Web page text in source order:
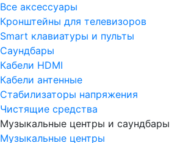
Все аксессуары
Кронштейны для телевизоров
Smart клавиатуры и пульты
Саундбары
Кабели HDMI
Кабели антенные
Стабилизаторы напряжения
Чистящие средства
Музыкальные центры и саундбары
Музыкальные центры